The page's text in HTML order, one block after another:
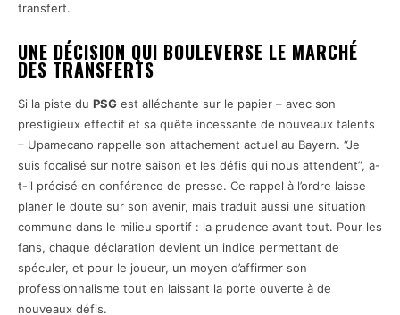
transfert.
UNE DÉCISION QUI BOULEVERSE LE MARCHÉ
DES TRANSFERTS
Si la piste du PSG est alléchante sur le papier – avec son
prestigieux effectif et sa quête incessante de nouveaux talents
– Upamecano rappelle son attachement actuel au Bayern. “Je
suis focalisé sur notre saison et les défis qui nous attendent”, a-
t-il précisé en conférence de presse. Ce rappel à l’ordre laisse
planer le doute sur son avenir, mais traduit aussi une situation
commune dans le milieu sportif : la prudence avant tout. Pour les
fans, chaque déclaration devient un indice permettant de
spéculer, et pour le joueur, un moyen d’affirmer son
professionnalisme tout en laissant la porte ouverte à de
nouveaux défis.